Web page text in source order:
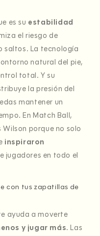
es su estabilidad
el riesgo de
saltos. La tecnología
natural del pie,
total. Y su
la presión del
mantener un
En Match Ball,
porque no solo
inspiraron
jugadores en todo el
con tus zapatillas de
ayuda a moverte
y jugar más. Las